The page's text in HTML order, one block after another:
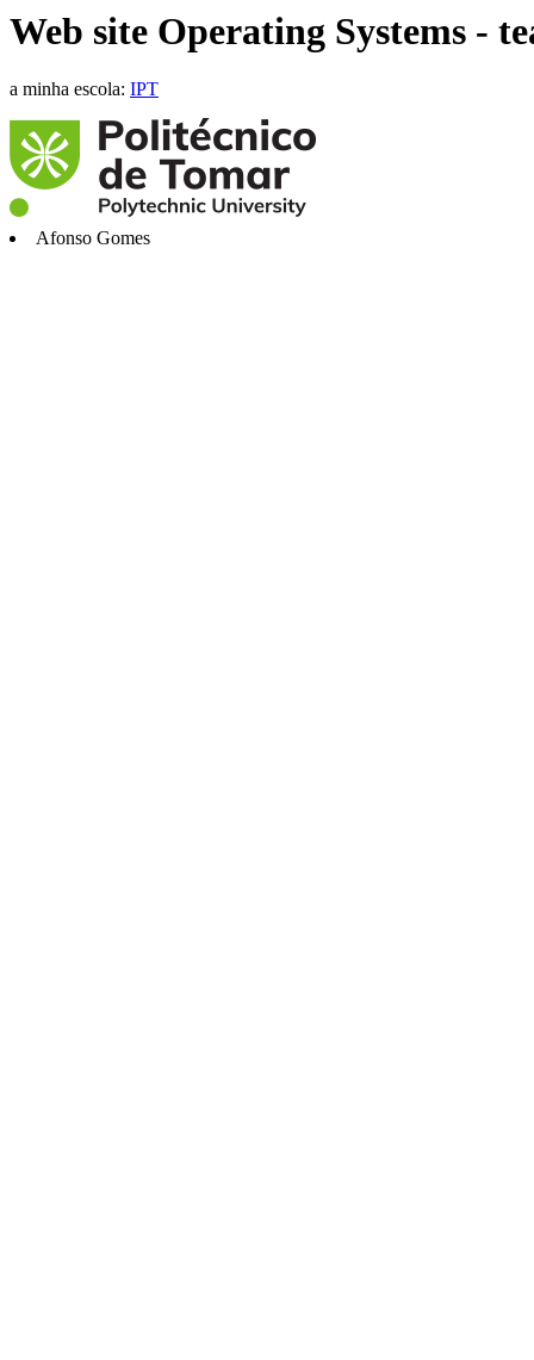
Web site Operating Systems -
a minha escola: IPT
Afonso Gomes